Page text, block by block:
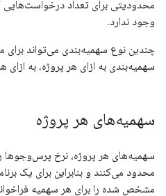
محدودیتی برای تعداد درخواست‌هایی
وجود ندارد.
سهمیه‌بندی به ازای هر پروژه، به ازای
سهمیه‌های هر پروژه
مشخص شده را برای هر سهمیه